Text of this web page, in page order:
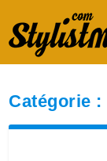
Catégorie :